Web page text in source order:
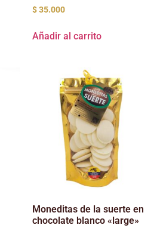
$35.000
Añadir al carrito
Moneditas de la suerte en
chocolate blanco «large»